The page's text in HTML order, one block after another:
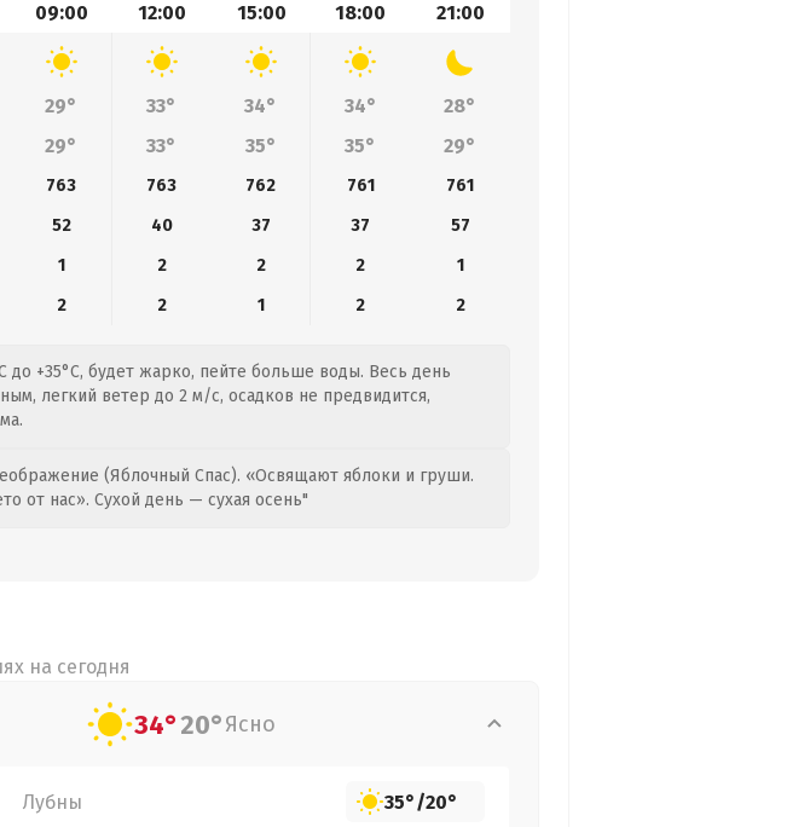
09:00 12:00 15:00 18:00 21:00
29° 33° 34° 34°
28°
29° 33° 35° 35° 29°
763 763 762 761
761
52 40 37 37
57
1 2 2 2
1
2 2 1 2 2
до +35°C, будет жарко, пейте больше воды. Весь день
легкий ветер до 2 м/с, осадков не предвидится,
(Яблочный Спас). «Освящают яблоки и груши.
от нас». Сухой день — сухая осень"
на сегодня
34°20°Ясно
Лубны 35°/20°